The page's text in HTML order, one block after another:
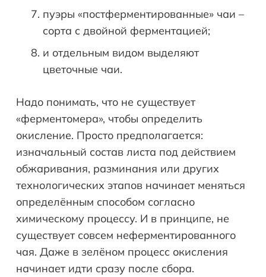
пуэры «постферментированные» чаи –
сорта с двойной ферментацией;
и отдельным видом выделяют
цветочные чаи.
Надо понимать, что не существует
«ферментомера», чтобы определить
окисление. Просто предполагается:
изначальный состав листа под действием
обжаривания, разминания или других
технологических этапов начинает меняться
определённым способом согласно
химическому процессу. И в принципе, не
существует совсем неферментированного
чая. Даже в зелёном процесс окисления
начинает идти сразу после сбора.